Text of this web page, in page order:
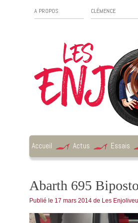
A PROPOS CLÉMENCE
Accueil Actus Essais
Abarth 695 Biposto
Publié le 17 mars 2014 de Les